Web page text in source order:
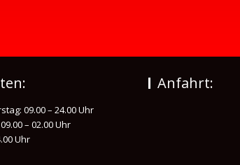
09.00 – 24.00 Uhr
– 02.00 Uhr
Uhr
Anfahrt: